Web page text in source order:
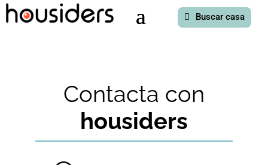
Buscar casa
Contacta con
housiders